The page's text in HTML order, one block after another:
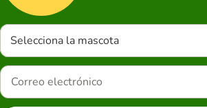
Selecciona la mascota